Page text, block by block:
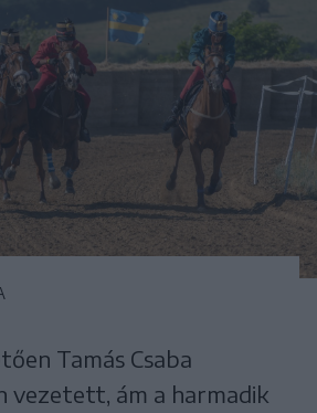
Tamás Csaba
vezetett, ám a harmadik